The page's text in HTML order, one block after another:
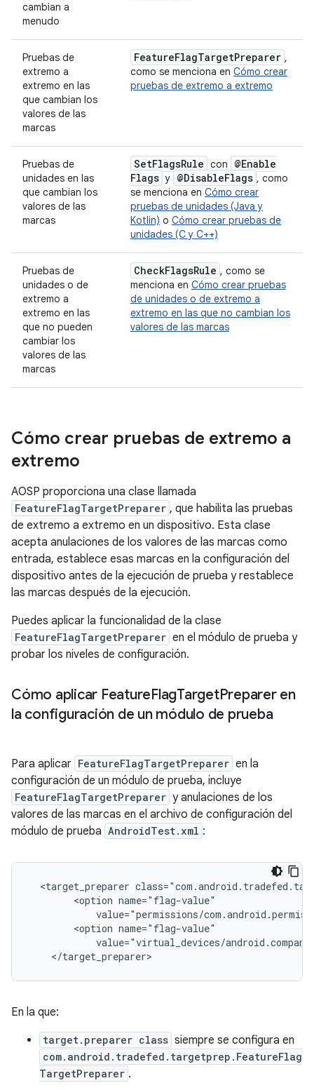
cambian a
menudo
Pruebas de
extremo a
extremo en las
que cambian los
valores de las
marcas
FeatureFlagTargetPreparer ,
como se menciona en Cómo crear
pruebas de extremo a extremo
Pruebas de
unidades en las
que cambian los
valores de las
marcas
SetFlagsRule con
@Enable
Flags y @DisableFlags , como
se menciona en Cómo crear
pruebas de unidades (Java y
Kotlin) o Cómo crear pruebas de
unidades (C y C++)
Pruebas de
unidades o de
extremo a
extremo en las
que no pueden
cambiar los
valores de las
marcas
CheckFlagsRule , como se
menciona en Cómo crear pruebas
de unidades o de extremo a
extremo en las que no cambian los
valores de las marcas
Cómo crear pruebas de extremo a
extremo
AOSP proporciona una clase llamada
FeatureFlagTargetPreparer , que habilita las pruebas
de extremo a extremo en un dispositivo. Esta clase
acepta anulaciones de los valores de las marcas como
entrada, establece esas marcas en la configuración del
dispositivo antes de la ejecución de prueba y restablece
las marcas después de la ejecución.
Puedes aplicar la funcionalidad de la clase
FeatureFlagTargetPreparer en el módulo de prueba y
probar los niveles de configuración.
Cómo aplicar FeatureFlagTargetPreparer en
la configuración de un módulo de prueba
Para aplicar FeatureFlagTargetPreparer en la
configuración de un módulo de prueba, incluye
FeatureFlagTargetPreparer y anulaciones de los
valores de las marcas en el archivo de configuración del
módulo de prueba AndroidTest.xml :
<target_preparer
        <option name="flag-value"
value="permissions/
        <option name="flag-value"
value="virtual_devices/
En la que:
target.preparer class siempre se configura en
com.android.tradefed.targetprep.FeatureFlag
TargetPreparer .